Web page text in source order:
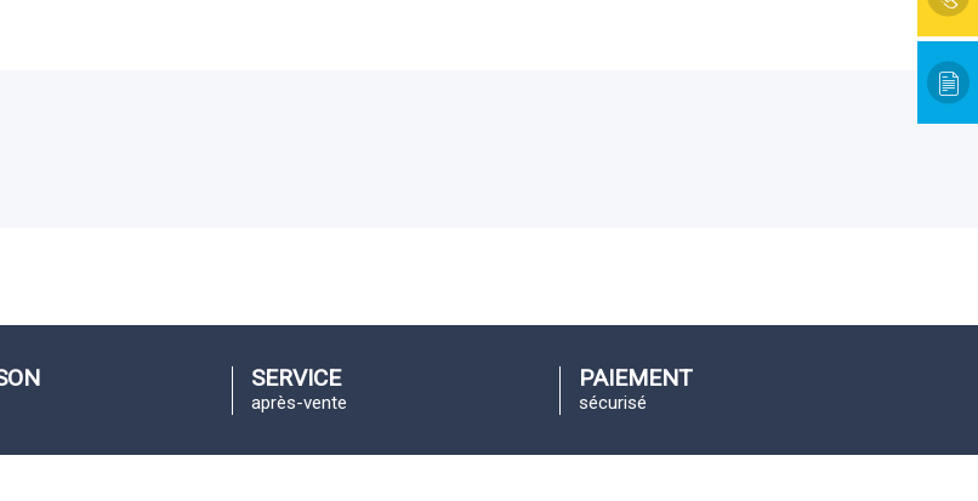
SERVICE
après-vente
PAIEMENT
sécurisé